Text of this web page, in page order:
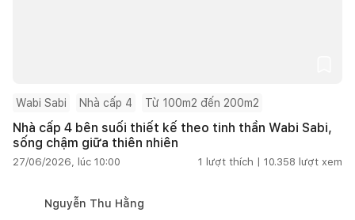
Wabi Sabi Nhà cấp 4 Từ 100m2 đến 200m2
Nhà cấp 4 bên suối thiết kế theo tinh thần Wabi Sabi,
sống chậm giữa thiên nhiên
27/06/2026, lúc 10:00 1 lượt thích | 10.358 lượt xem
Nguyễn Thu Hằng